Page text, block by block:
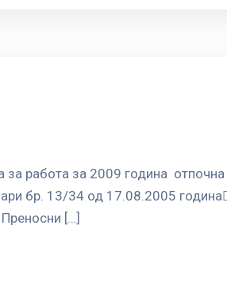
работа за 2009 година
бр. 13/34 од 17.08.2005
[…]